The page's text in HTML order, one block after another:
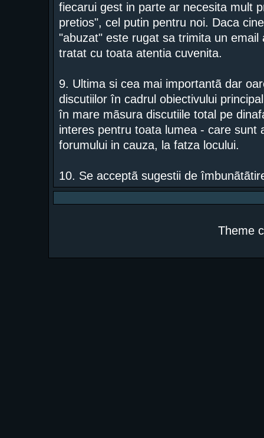
fiecarui gest in parte ar necesita mult
pretios", cel putin pentru noi. Daca
"abuzat" este rugat sa trimita un
tratat cu toata atentia cuvenita.
9. Ultima si cea mai importantã dar
discutiilor în cadrul obiectivului
în mare mãsura discutiile total pe
interes pentru toata lumea - care sunt
forumului in cauza, la fatza locului.
10. Se acceptã sugestii de
Theme